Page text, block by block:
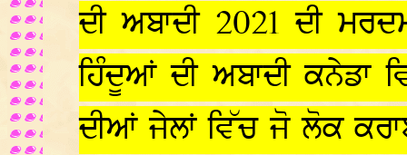
ਦੀ ਅਬਾਦੀ 2021 ਦੀ
ਹਿੰਦੂਆਂ ਦੀ ਅਬਾਦੀ ਕਨੇਡਾ
ਦੀਆਂ ਜੇਲਾਂ ਵਿੱਚ ਜੋ ਲੋਕ